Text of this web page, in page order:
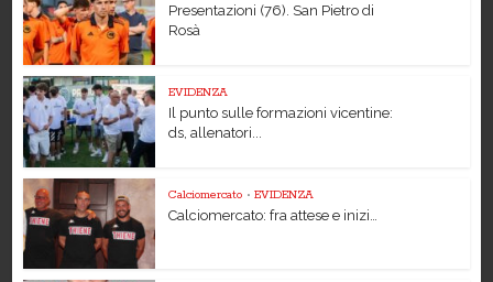
Presentazioni (76). San Pietro di
Rosà
EVIDENZA
Il punto sulle formazioni vicentine:
ds, allenatori...
Calciomercato • EVIDENZA
Calciomercato: fra attese e inizi…